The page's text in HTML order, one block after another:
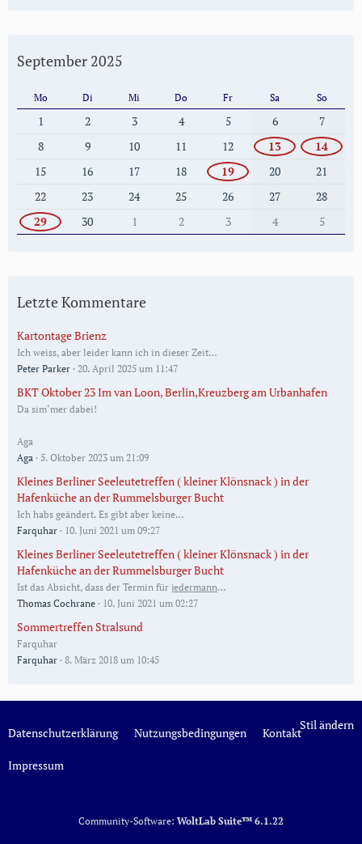
September 2025
Mo Di Mi Do Fr Sa So
1 2 3 4 5 6
7
8
9 10 11 12 13
14
15
16 17 18 19 20
21
22
23 24 25 26 27
28
29
30 1 2 3 4 5
Letzte Kommentare
Kartontage Brienz
Ich weiss, aber leider kann ich in dieser Zeit…
Peter Parker 20. April 2025 um 11:47
BKT Oktober 23 Im van Loon, Berlin,Kreuzberg am Urbanhafen
Da sim‘mer dabei!
Aga
Aga
5. Oktober 2023 um 21:09
Kleines Berliner Seeleutetreffen ( kleiner Klönsnack ) in der
Hafenküche an der Rummelsburger Bucht
Ich habs geändert. Es gibt aber keine…
Farquhar
10. Juni 2021 um 09:27
Kleines Berliner Seeleutetreffen ( kleiner Klönsnack ) in der
Hafenküche an der Rummelsburger Bucht
Ist das Absicht, dass der Termin für jedermann…
Thomas Cochrane
10. Juni 2021 um 02:27
Sommertreffen Stralsund
Farquhar
Farquhar 8. März 2018 um 10:45
Stil ändern
Datenschutzerklärung Nutzungsbedingungen Kontakt
Impressum
Community-Software: WoltLab Suite™ 6.1.22